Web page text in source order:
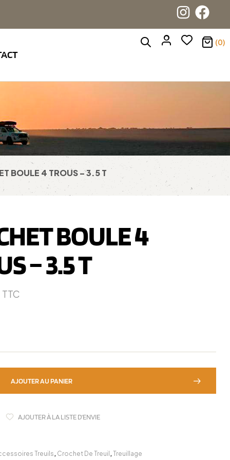
(0)
BOULE 4 TROUS – 3.5 T
BOULE 4
– 3.5 T
TTC
AJOUTER AU PANIER
AJOUTER À LA LISTE D'ENVIE
Treuils, Crochet De Treuil ,Treuillage